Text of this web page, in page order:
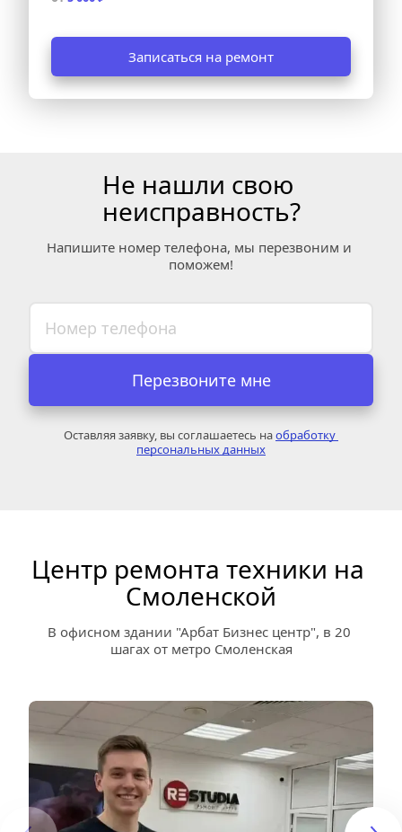
Записаться на ремонт
Не нашли свою
неисправность?
Напишите номер телефона, мы перезвоним и
поможем!
Перезвоните мне
Оставляя заявку, вы соглашаетесь на обработку
персональных данных
Центр ремонта техники на
Смоленской
В офисном здании "Арбат Бизнес центр", в 20
шагах от метро Смоленская